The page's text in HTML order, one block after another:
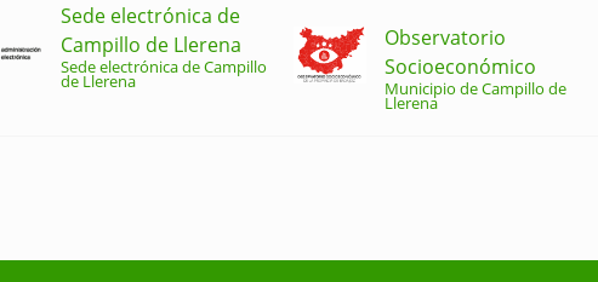
Sede electrónica de
Campillo de Llerena
Sede electrónica de Campillo
de Llerena
Observatorio
Socioeconómico
Municipio de Campillo de
Llerena